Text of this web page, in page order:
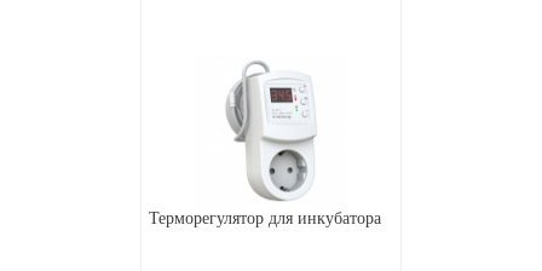
Терморегулятор для инкубатора